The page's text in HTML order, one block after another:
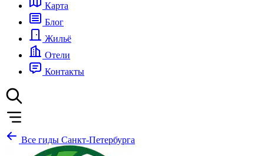
Карта
Блог
Жильё
Отели
Контакты
Все гиды Санкт-Петербурга